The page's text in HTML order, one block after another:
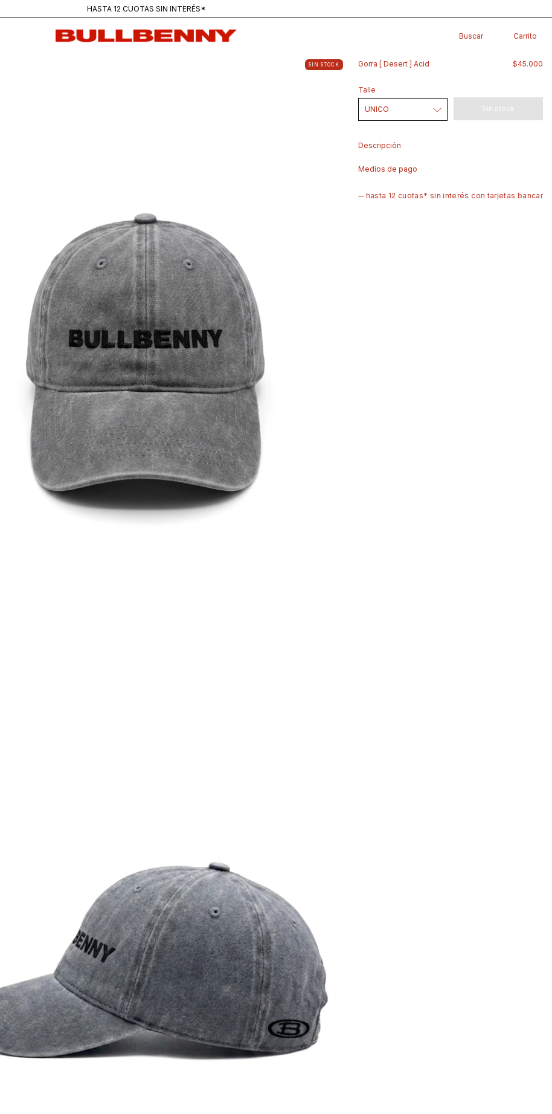
ENVÍOS GRATIS PARA COMPRAS SUPERIORES A $250K
MAINSTREAM — NUEVA REMERA PANTANO
Buscar Carrito
SIN STOCK Gorra [ Desert ] Acid $45.000
Talle
Descripción
Medios de pago
— hasta 12 cuotas* sin interés con tarjetas bancarias —